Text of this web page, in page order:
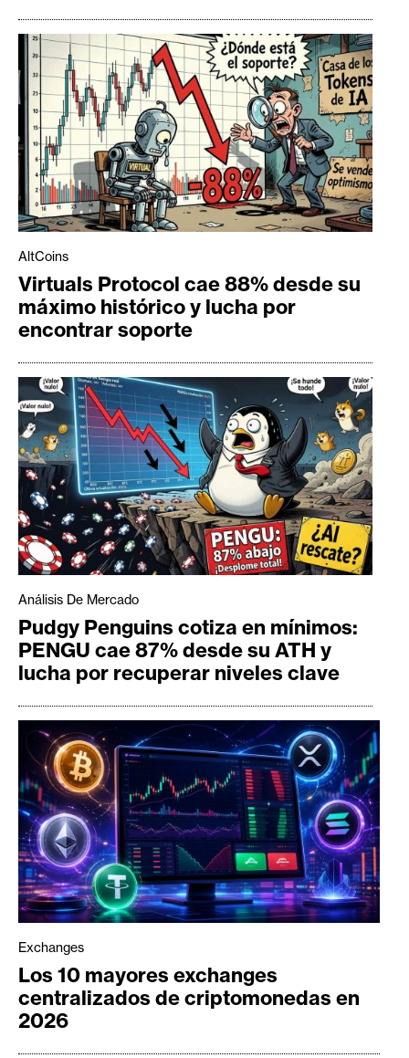
AltCoins
Virtuals Protocol cae 88% desde su
máximo histórico y lucha por
encontrar soporte
Análisis De Mercado
Pudgy Penguins cotiza en mínimos:
PENGU cae 87% desde su ATH y
lucha por recuperar niveles clave
Exchanges
Los 10 mayores exchanges
centralizados de criptomonedas en
2026